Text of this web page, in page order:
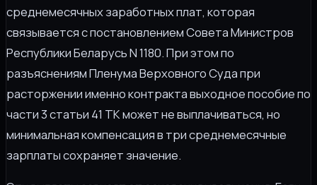
среднемесячных заработных плат, которая
связывается с постановлением Совета Министров
Республики Беларусь N 1180. При этом по
разъяснениям Пленума Верховного Суда при
расторжении именно контракта выходное пособие по
части 3 статьи 41 ТК может не выплачиваться, но
минимальная компенсация в три среднемесячные
зарплаты сохраняет значение.